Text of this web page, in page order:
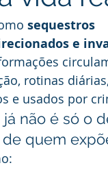
sequestros
e
rotinas
e usados por
não é só o
de quem